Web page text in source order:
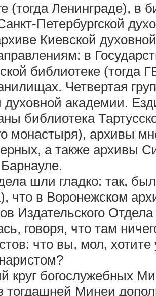
(тогда Ленинграде),
Петербургской
Киевской
в
библиотеке
Четвертая
духовной академии.
библиотека
монастыря), архивы
а также архивы
шли гладко: так,
что в Воронежском
Издательского
говоря, что там
что вы, мол,
круг богослужебных
тогдашней Минеи